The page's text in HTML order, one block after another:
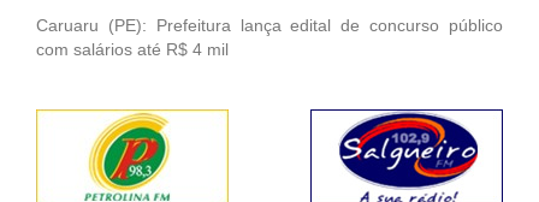
Caruaru (PE): Prefeitura lança edital de concurso público
com salários até R$ 4 mil